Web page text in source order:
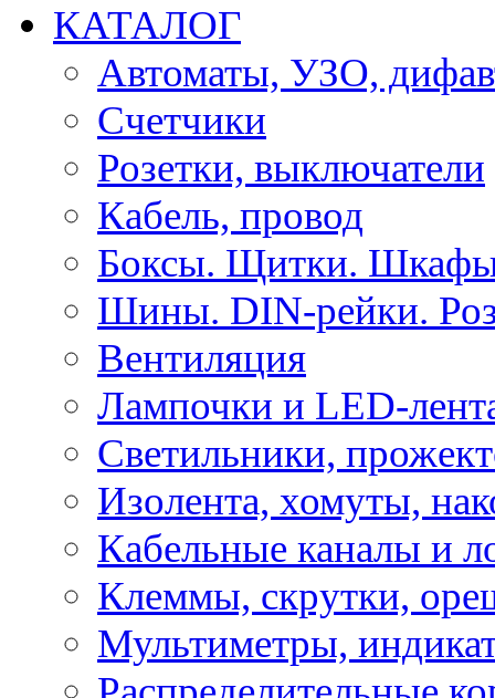
КАТАЛОГ
Автоматы, УЗО,
Счетчики
Розетки, выключатели
Кабель, провод
Боксы. Щитки.
Шины. DIN-рейки.
Вентиляция
Лампочки и LED-
Светильники,
Изолента, хомуты,
Кабельные каналы и
Клеммы, скрутки,
Мультиметры,